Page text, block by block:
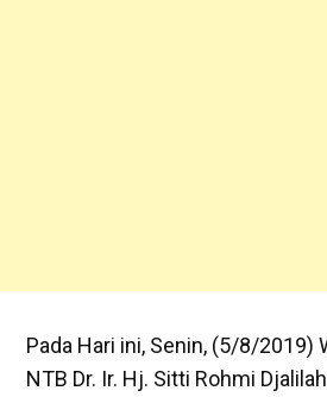
Pada Hari ini, Senin, (5/8/2019)
NTB Dr. Ir. Hj. Sitti Rohmi